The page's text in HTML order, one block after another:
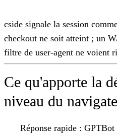
cside signale la session
checkout ne soit atteint ; un
filtre de user-agent ne voient
Ce qu'apporte la
niveau du
Réponse rapide : GPTBot